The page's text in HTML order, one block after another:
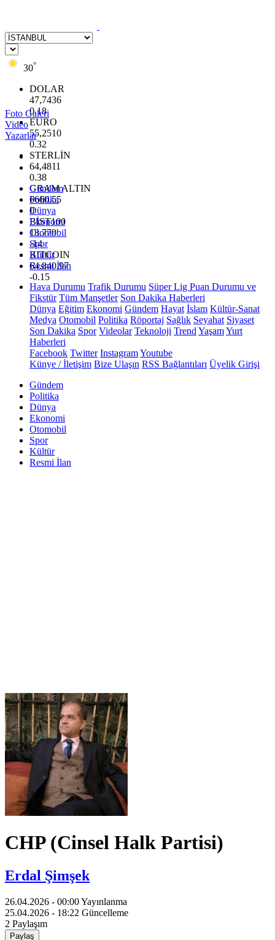
30°
DOLAR
47,7436
0.18
EURO
55,2510
0.32
STERLİN
64,4811
0.38
GRAM ALTIN
6660.55
0
BİST100
13.779
-14
BITCOIN
64.840,97
-0.15
Foto Galeri
Video
Yazarlar
Gündem
Politika
Dünya
Ekonomi
Otomobil
Spor
Kültür
Resmi İlan
Hava Durumu Trafik Durumu Süper Lig Puan Durumu ve
Fikstür Tüm Manşetler Son Dakika Haberleri
Dünya Eğitim Ekonomi Gündem Hayat İslam Kültür-Sanat
Medya Otomobil Politika Röportaj Sağlık Seyahat Siyaset
Son Dakika Spor Videolar Teknoloji Trend YaşamYurt
Haberleri
Facebook Twitter InstagramYoutube
Künye / İletişim Bize Ulaşın RSS Bağlantıları Üyelik Girişi
Gündem
Politika
Dünya
Ekonomi
Otomobil
Spor
Kültür
Resmi İlan
CHP (Cinsel Halk Partisi)
Erdal Şimşek
26.04.2026 - 00:00Yayınlanma
25.04.2026 - 18:22 Güncelleme
2 Paylaşım
Paylaş